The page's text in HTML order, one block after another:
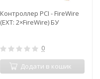
Контроллер PCI - FireWire
(EXT: 2×FireWire) БУ
0
Додати в кошик